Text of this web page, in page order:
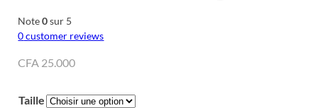
Note0sur 5
0customer reviews
CFA 25.000
Taille